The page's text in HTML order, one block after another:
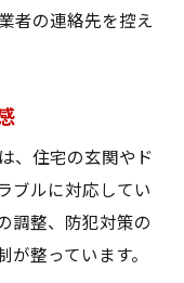
者の連絡先を控え
、住宅の玄関やド
ブルに対応してい
調整、防犯対策の
整っています。